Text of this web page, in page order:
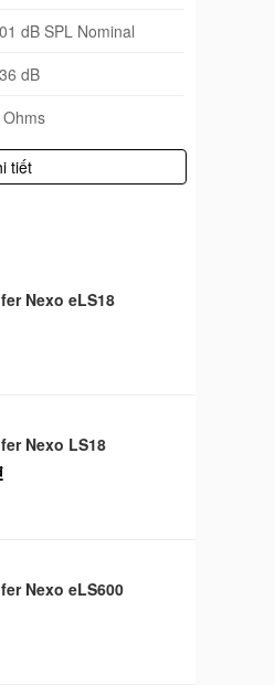
dB SPL Nominal
dB
tiết
Nexo eLS18
Nexo LS18
Nexo eLS600